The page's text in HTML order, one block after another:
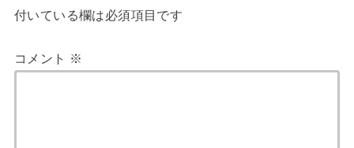
付いている欄は必須項目です
コメント ※